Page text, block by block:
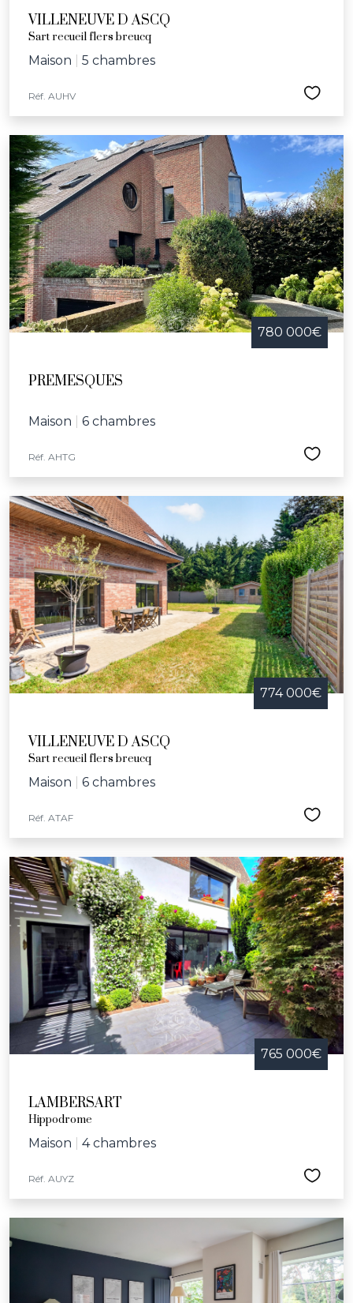
VILLENEUVE D ASCQ
Sart recueil flers breucq
Maison 5 chambres
Réf. AUHV
780 000€
PREMESQUES
Maison 6 chambres
Réf. AHTG
774 000€
VILLENEUVE D ASCQ
Sart recueil flers breucq
Maison 6 chambres
Réf. ATAF
765 000€
LAMBERSART
Hippodrome
Maison 4 chambres
Réf. AUYZ